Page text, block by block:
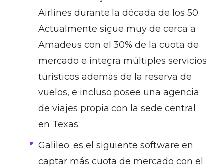
Airlines durante la década de los 50.
Actualmente sigue muy de cerca a
Amadeus con el 30% de la cuota de
mercado e integra múltiples servicios
turísticos además de la reserva de
vuelos, e incluso posee una agencia
de viajes propia con la sede central
en Texas.
Galileo: es el siguiente software en
captar más cuota de mercado con el